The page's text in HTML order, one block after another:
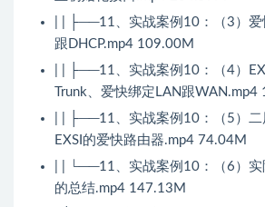
| | ├──11、实战案例10：（3）爱
跟DHCP.mp4 109.00M
| | ├──11、实战案例10：（4）
Trunk、爱快绑定LAN跟WAN.mp4
| | ├──11、实战案例10：（5）
EXSI的爱快路由器.mp4 74.04M
| | └──11、实战案例10：（6）
的总结.mp4 147.13M